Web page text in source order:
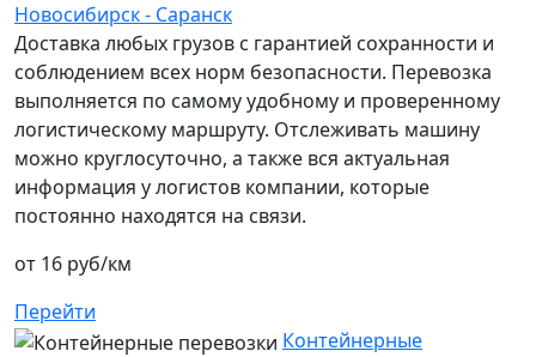
Новосибирск - Саранск
Доставка любых грузов с гарантией сохранности и
соблюдением всех норм безопасности. Перевозка
выполняется по самому удобному и проверенному
логистическому маршруту. Отслеживать машину
можно круглосуточно, а также вся актуальная
информация у логистов компании, которые
постоянно находятся на связи.
от 16 руб/км
Перейти
Контейнерные